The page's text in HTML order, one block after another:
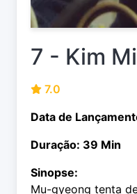
7 - Kim
7.0
Data de
Duração: 39 Min
Sinopse:
Mu-gyeong tenta